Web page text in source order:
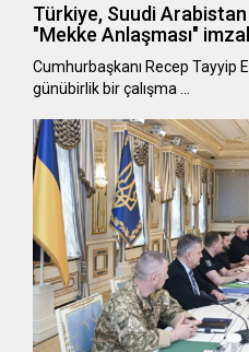
Türkiye, Suudi
"Mekke Anlaşması"
Cumhurbaşkanı Recep Tayyip
günübirlik bir çalışma …